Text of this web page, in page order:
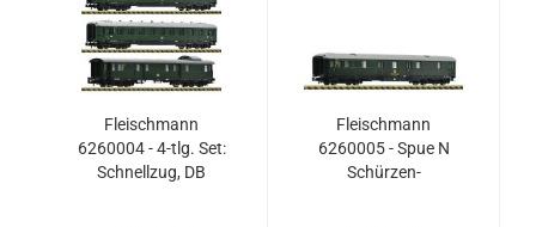
Fleischmann
6260004 - 4-tlg. Set:
Schnellzug, DB
Fleischmann
6260005 - Spue N
Schürzen-